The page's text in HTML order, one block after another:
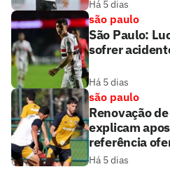
Há 5 dias
são paulo
São Paulo:
sofrer
Há 5 dias
são paulo
Renovação
explicam
referência
Há 5 dias